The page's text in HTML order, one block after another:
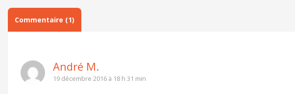
Commentaire (1)
André M.
19 décembre 2016 à 18 h 31 min